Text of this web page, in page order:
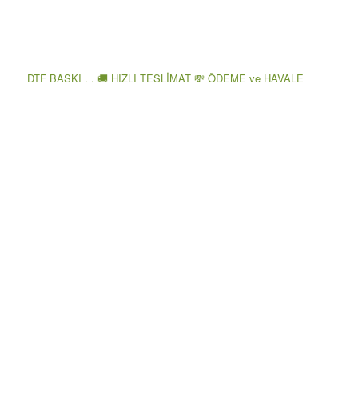
DTF BASKI . . 🚚 HIZLI TESLİMAT 💸 ÖDEME ve HAVALE